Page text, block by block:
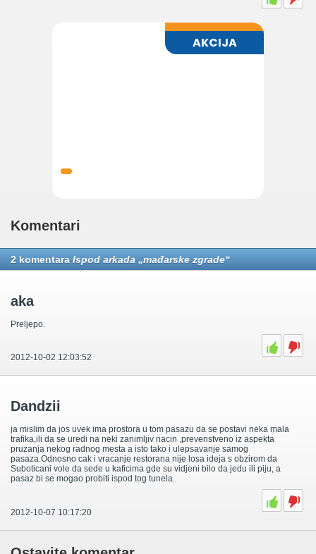
Komentari
2 komentara Ispod arkada „mađarske zgrade“
aka
Preljepo.
2012-10-02 12:03:52
Dandzii
ja mislim da jos uvek ima prostora u tom pasazu da se postavi neka mala
trafika,ili da se uredi na neki zanimljiv nacin ,prevenstveno iz aspekta
pruzanja nekog radnog mesta a isto tako i ulepsavanje samog
pasaza.Odnosno cak i vracanje restorana nije losa ideja s obzirom da
Suboticani vole da sede u kaficima gde su vidjeni bilo da jedu ili piju, a
pasaz bi se mogao probiti ispod tog tunela.
2012-10-07 10:17:20